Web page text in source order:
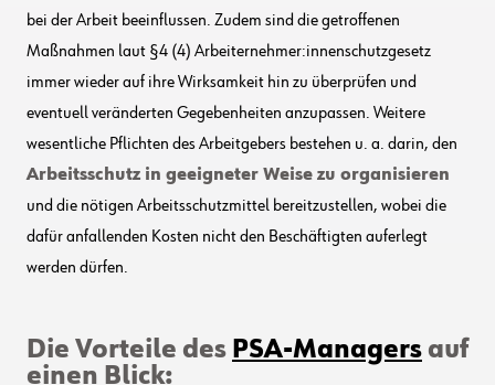
bei der Arbeit beeinflussen. Zudem sind die getroffenen
Maßnahmen laut §4 (4) Arbeiternehmer:innenschutzgesetz
immer wieder auf ihre Wirksamkeit hin zu überprüfen und
eventuell veränderten Gegebenheiten anzupassen. Weitere
wesentliche Pflichten des Arbeitgebers bestehen u. a. darin, den
Arbeitsschutz in geeigneter Weise zu organisieren
und die nötigen Arbeitsschutzmittel bereitzustellen, wobei die
dafür anfallenden Kosten nicht den Beschäftigten auferlegt
werden dürfen.
Die Vorteile des PSA-Managers auf
einen Blick: